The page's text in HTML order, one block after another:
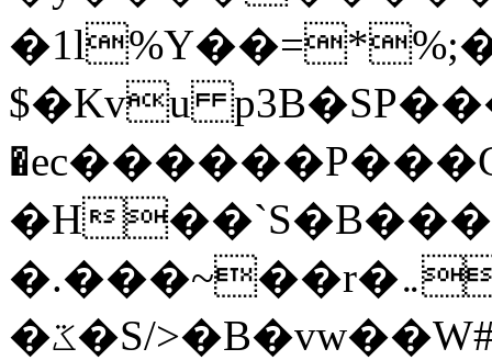
$�Kvu
�H
�.���~��r�޼�}�܅�mؕWu���K}
�ػ�S/>�B�vw��W#�I��*]\W��)Ħ�1��fC}